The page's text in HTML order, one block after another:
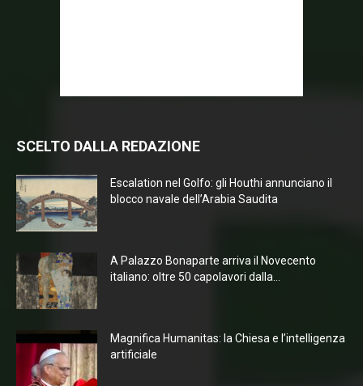
SCELTO DALLA REDAZIONE
Escalation nel Golfo: gli Houthi annunciano il
blocco navale dell’Arabia Saudita
A Palazzo Bonaparte arriva il Novecento
italiano: oltre 50 capolavori dalla...
Magnifica Humanitas: la Chiesa e l’intelligenza
artificiale